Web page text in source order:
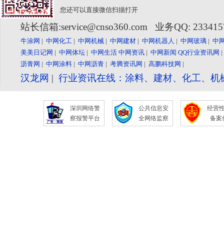
您还可以直接微信扫描打开
站长信箱:service@cnso360.com 业务QQ:
牛涂网 | 中网化工 | 中网机械 | 中网建材 | 中网机器人 | 中网玻璃 | 中
美美日记网 | 中网体坛 | 中网生活 中网资讯 | 中网新闻 QQ行业资讯网
沥青网 | 中网涂料 | 中网沥青 | 考腾资讯网 | 高鹏科技网 |
汉龙网 | 行业资讯在线：涂料、建材、化工、
深圳网络警
察报警平台
公共信息安
全网络监察
经营
备案